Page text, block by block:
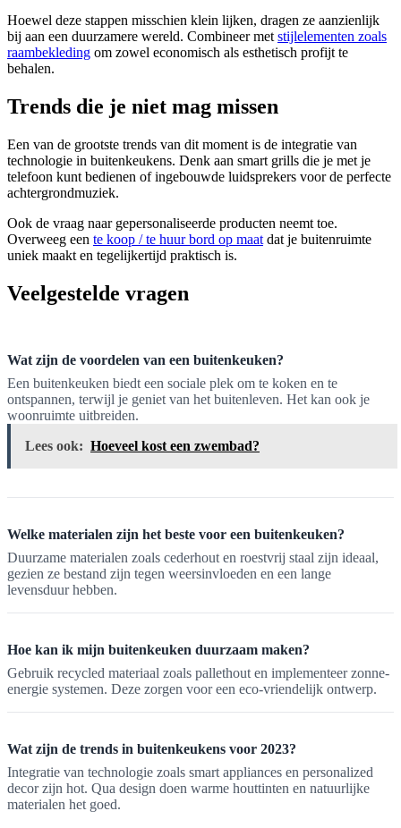
Hoewel deze stappen misschien klein lijken, dragen ze aanzienlijk
bij aan een duurzamere wereld. Combineer met stijlelementen zoals
raambekleding om zowel economisch als esthetisch profijt te
behalen.
Trends die je niet mag missen
Een van de grootste trends van dit moment is de integratie van
technologie in buitenkeukens. Denk aan smart grills die je met je
telefoon kunt bedienen of ingebouwde luidsprekers voor de perfecte
achtergrondmuziek.
Ook de vraag naar gepersonaliseerde producten neemt toe.
Overweeg een te koop / te huur bord op maat dat je buitenruimte
uniek maakt en tegelijkertijd praktisch is.
Veelgestelde vragen
Wat zijn de voordelen van een buitenkeuken?
Een buitenkeuken biedt een sociale plek om te koken en te
ontspannen, terwijl je geniet van het buitenleven. Het kan ook je
woonruimte uitbreiden.
Lees ook: Hoeveel kost een zwembad?
Welke materialen zijn het beste voor een buitenkeuken?
Duurzame materialen zoals cederhout en roestvrij staal zijn ideaal,
gezien ze bestand zijn tegen weersinvloeden en een lange
levensduur hebben.
Hoe kan ik mijn buitenkeuken duurzaam maken?
Gebruik recycled materiaal zoals pallethout en implementeer zonne-
energie systemen. Deze zorgen voor een eco-vriendelijk ontwerp.
Wat zijn de trends in buitenkeukens voor 2023?
Integratie van technologie zoals smart appliances en personalized
decor zijn hot. Qua design doen warme houttinten en natuurlijke
materialen het goed.